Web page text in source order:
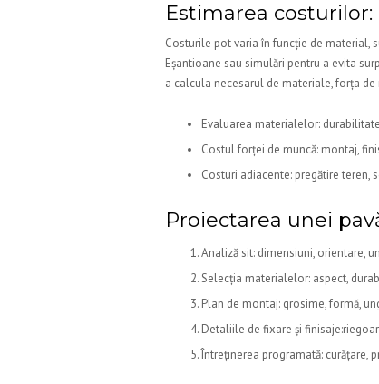
Estimarea
Costurile pot varia în funcție de material,
Eșantioane sau simulări pentru a evita
a calcula necesarul de materiale, forța
Evaluarea materialelor:
Costul forței de muncă: montaj,
Costuri adiacente: pregătire teren,
Proiectarea unei
Analiză sit: dimensiuni, orientare,
Selecția materialelor: aspect,
Plan de montaj: grosime, formă,
Detaliile de fixare și
Întreținerea programată: curățare,